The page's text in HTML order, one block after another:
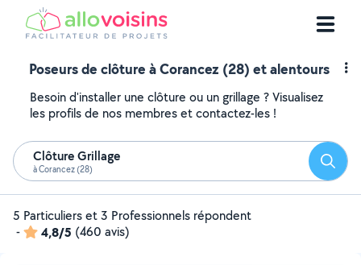
Poseurs de clôture à Corancez (28) et alentours
Besoin d'installer une clôture ou un grillage ? Visualisez
les profils de nos membres et contactez-les !
Clôture Grillage
à Corancez (28)
5 Particuliers et 3 Professionnels répondent
-
4,8/5 (460 avis)